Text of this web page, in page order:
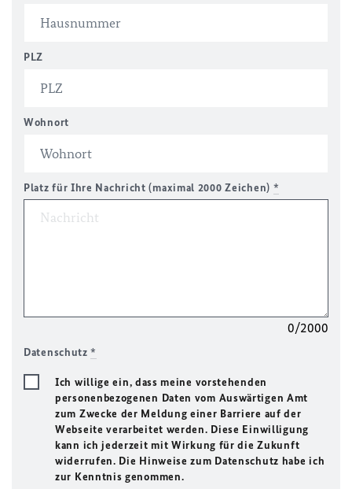
PLZ
Wohnort
Platz für Ihre Nachricht (maximal 2000 Zeichen) *
0/2000
Datenschutz*
Ich willige ein, dass meine vorstehenden
personenbezogenen Daten vom Auswärtigen Amt
zum Zwecke der Meldung einer Barriere auf der
Webseite verarbeitet werden. Diese Einwilligung
kann ich jederzeit mit Wirkung für die Zukunft
widerrufen. Die Hinweise zum Datenschutz habe ich
zur Kenntnis genommen.